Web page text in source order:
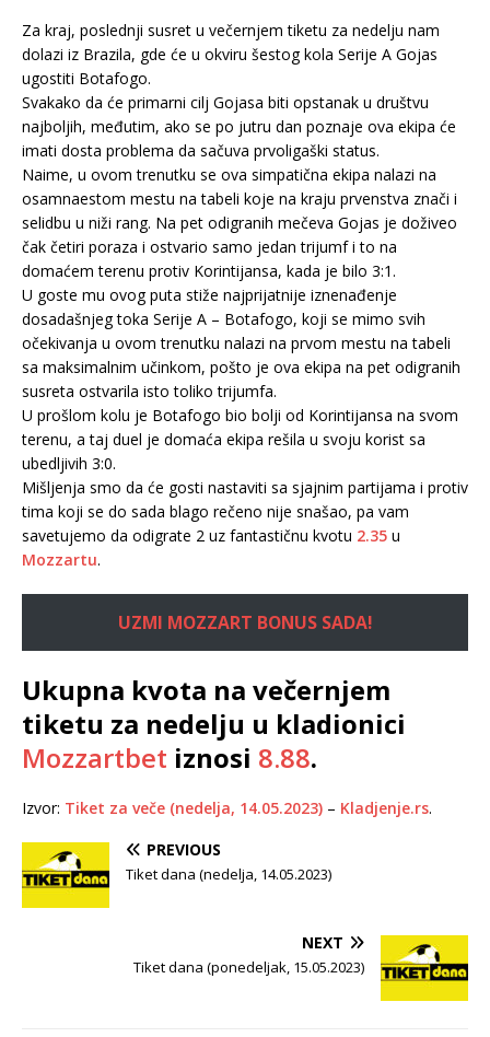
Za kraj, poslednji susret u večernjem tiketu za nedelju nam
dolazi iz Brazila, gde će u okviru šestog kola Serije A Gojas
ugostiti Botafogo.
Svakako da će primarni cilj Gojasa biti opstanak u društvu
najboljih, međutim, ako se po jutru dan poznaje ova ekipa će
imati dosta problema da sačuva prvoligaški status.
Naime, u ovom trenutku se ova simpatična ekipa nalazi na
osamnaestom mestu na tabeli koje na kraju prvenstva znači i
selidbu u niži rang. Na pet odigranih mečeva Gojas je doživeo
čak četiri poraza i ostvario samo jedan trijumf i to na
domaćem terenu protiv Korintijansa, kada je bilo 3:1.
U goste mu ovog puta stiže najprijatnije iznenađenje
dosadašnjeg toka Serije A – Botafogo, koji se mimo svih
očekivanja u ovom trenutku nalazi na prvom mestu na tabeli
sa maksimalnim učinkom, pošto je ova ekipa na pet odigranih
susreta ostvarila isto toliko trijumfa.
U prošlom kolu je Botafogo bio bolji od Korintijansa na svom
terenu, a taj duel je domaća ekipa rešila u svoju korist sa
ubedljivih 3:0.
Mišljenja smo da će gosti nastaviti sa sjajnim partijama i protiv
tima koji se do sada blago rečeno nije snašao, pa vam
savetujemo da odigrate 2 uz fantastičnu kvotu 2.35 u
Mozzartu.
UZMI MOZZART BONUS SADA!
Ukupna kvota na večernjem
tiketu za nedelju u kladionici
Mozzartbet iznosi 8.88.
Izvor: Tiket za veče (nedelja, 14.05.2023) – Kladjenje.rs.
PREVIOUS
Tiket dana (nedelja, 14.05.2023)
NEXT
Tiket dana (ponedeljak, 15.05.2023)